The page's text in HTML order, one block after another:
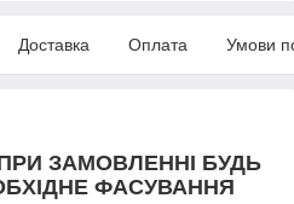
Доставка Оплата Умови
ЗАМОВЛЕННІ БУДЬ
ФАСУВАННЯ